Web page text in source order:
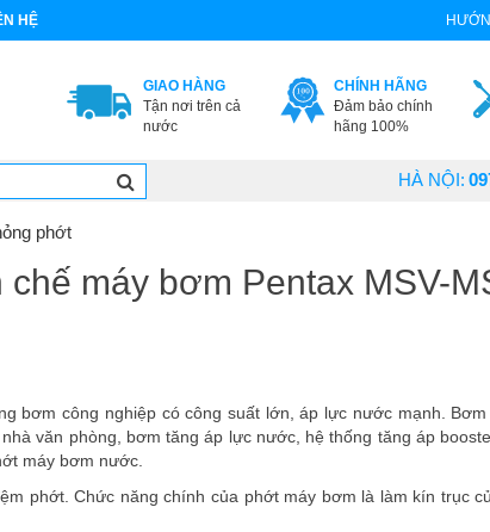
HỆ
GIAO HÀNG
Tận nơi trên cả
nước
CHÍNH HÃNG
Đảm bảo chính
hãng 100%
HÀ NỘI:
phớt
máy bơm Pentax MSV-
bơm công nghiệp có công suất lớn, áp lực nước mạnh. Bơm
văn phòng, bơm tăng áp lực nước, hệ thống tăng áp
máy bơm nước.
phớt. Chức năng chính của phớt máy bơm là làm kín trục